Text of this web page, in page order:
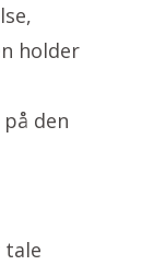
holder
den
tale